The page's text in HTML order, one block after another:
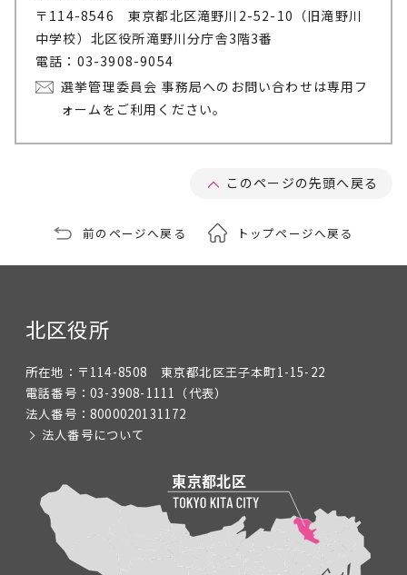
〒114-8546 東京都北区滝野川2-52-10（旧滝野川
中学校）北区役所滝野川分庁舎3階3番
電話：03-3908-9054
選挙管理委員会 事務局へのお問い合わせは専用フ
ォームをご利用ください。
このページの先頭へ戻る
前のページへ戻る トップページへ戻る
北区役所
所在地： 〒114-8508 東京都北区王子本町1-15-22
電話番号： 03-3908-1111 （代表）
法人番号： 8000020131172
法人番号について